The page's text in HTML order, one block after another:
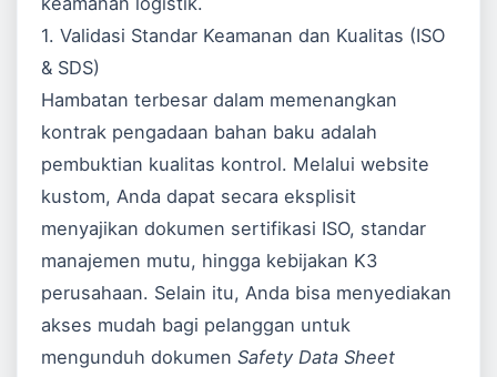
1. Validasi Standar Keamanan dan Kualitas (ISO
& SDS)
Hambatan terbesar dalam memenangkan
kontrak pengadaan bahan baku adalah
pembuktian kualitas kontrol. Melalui website
kustom, Anda dapat secara eksplisit
menyajikan dokumen sertifikasi ISO, standar
manajemen mutu, hingga kebijakan K3
perusahaan. Selain itu, Anda bisa menyediakan
akses mudah bagi pelanggan untuk
mengunduh dokumenSafety Data Sheet